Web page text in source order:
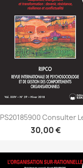
PS20185900 Consulter
30,00 €